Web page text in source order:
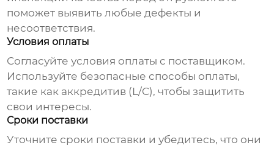
поможет выявить любые дефекты и
несоответствия.
Условия оплаты
Согласуйте условия оплаты с поставщиком.
Используйте безопасные способы оплаты,
такие как аккредитив (L/C), чтобы защитить
свои интересы.
Сроки поставки
Уточните сроки поставки и убедитесь, что они